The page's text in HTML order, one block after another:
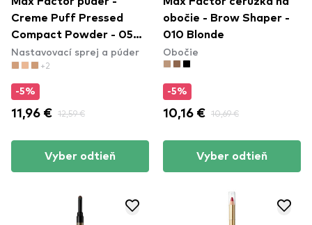
Creme Puff Pressed
Compact Powder - 05
Translucent
Nastavovací sprej a púder
+2
-5%
11,96 € 12,59 €
Vyber odtieň
obočie - Brow Shaper -
010 Blonde
Obočie
-5%
10,16 € 10,69 €
Vyber odtieň